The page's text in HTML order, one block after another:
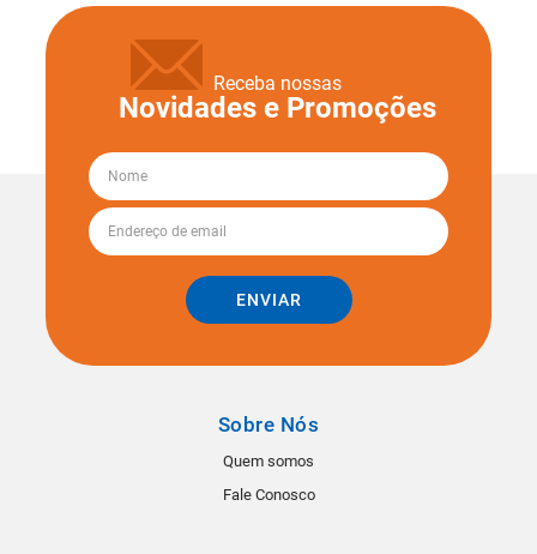
Receba nossas
Novidades e Promoções
ENVIAR
Sobre Nós
Quem somos
Fale Conosco